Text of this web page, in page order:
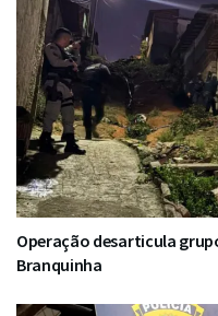
Operação desarticula
Branquinha